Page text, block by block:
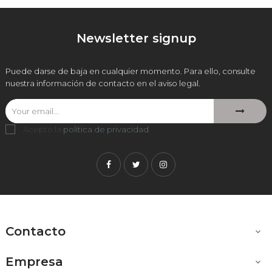
Newsletter signup
Puede darse de baja en cualquier momento. Para ello, consulte
nuestra información de contacto en el aviso legal.
Acepto la política de privacidad
FacebookTwitterInstagram
Contacto 
Empresa 